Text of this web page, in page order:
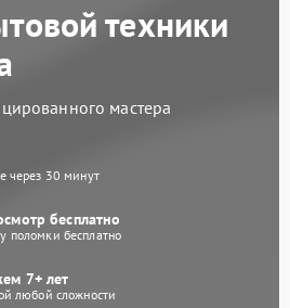
техники
мастера
через 30 минут
бесплатно
поломки бесплатно
7+ лет
любой сложности